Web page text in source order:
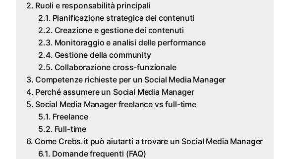
Ruoli e responsabilità principali
Pianificazione strategica dei contenuti
Creazione e gestione dei contenuti
Monitoraggio e analisi delle performance
Gestione della community
Collaborazione cross-funzionale
Competenze richieste per un Social Media Manager
Perché assumere un Social Media Manager
Social Media Manager freelance vs full-time
Freelance
Full-time
Come Crebs.it può aiutarti a trovare un Social Media Manager
Domande frequenti (FAQ)